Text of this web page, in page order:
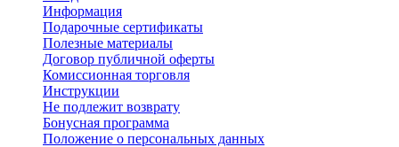
Информация
Подарочные сертификаты
Полезные материалы
Договор публичной оферты
Комиссионная торговля
Инструкции
Не подлежит возврату
Бонусная программа
Положение о персональных данных